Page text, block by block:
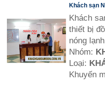
Khách sạn
Khách
thiết bị
nóng
Nhóm:
Loại:
Khuyến